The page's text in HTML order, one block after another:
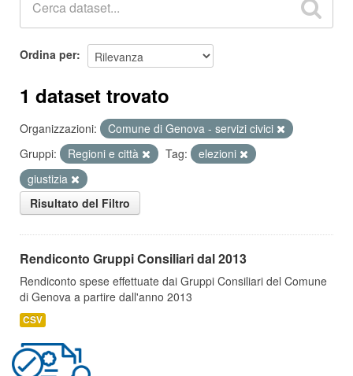
Ordina per
1 dataset trovato
Organizzazioni:
Comune di Genova - servizi civici
Gruppi:
Regioni e città Tag:
elezioni
giustizia
Risultato del Filtro
Rendiconto Gruppi Consiliari dal 2013
Rendiconto spese effettuate dai Gruppi Consiliari del Comune
di Genova a partire dall'anno 2013
CSV